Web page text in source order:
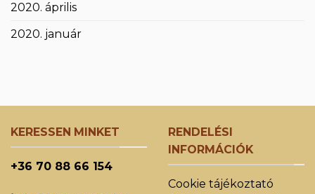
2020. április
2020. január
KERESSEN MINKET
+36 70 88 66 154
RENDELÉSI
INFORMÁCIÓK
Cookie tájékoztató